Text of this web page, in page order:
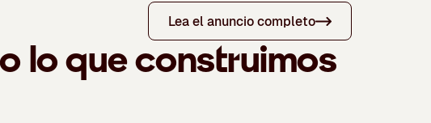
Lea el anuncio completo
lo que construimos